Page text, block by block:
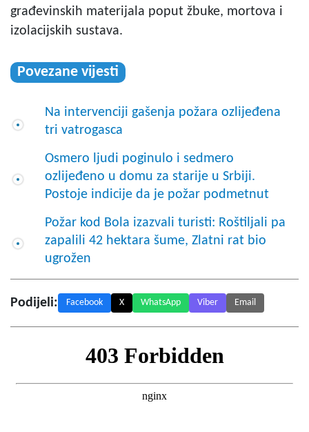
građevinskih materijala poput žbuke, mortova i
izolacijskih sustava.
Povezane vijesti
Na intervenciji gašenja požara ozlijeđena
tri vatrogasca
Osmero ljudi poginulo i sedmero
ozlijeđeno u domu za starije u Srbiji.
Postoje indicije da je požar podmetnut
Požar kod Bola izazvali turisti: Roštiljali pa
zapalili 42 hektara šume, Zlatni rat bio
ugrožen
Podijeli: Facebook X WhatsApp Viber Email